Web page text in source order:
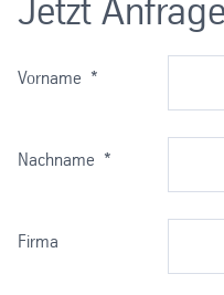
Breite (mm):
Technische
Lieferbedingungen:
Abweichungen:
Jetzt
Vorname *
Nachname *
Firma